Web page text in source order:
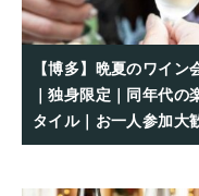
【博多】晩夏のワイ
｜独身限定｜同年代
タイル｜お一人参加大